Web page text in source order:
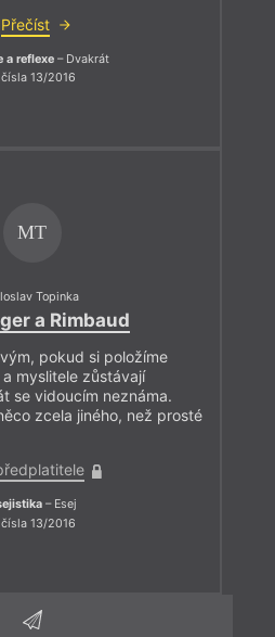
Přečíst
a reflexe – Dvakrát
13/2016
MT
Topinka
a Rimbaud
pokud si položíme
myslitele zůstávají
se vidoucím neznáma.
zcela jiného, než prosté
– Esej
13/2016